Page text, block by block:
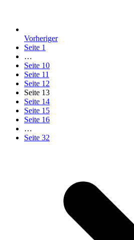
Vorheriger
Seite 1
…
Seite 10
Seite 11
Seite 12
Seite 13
Seite 14
Seite 15
Seite 16
…
Seite 32